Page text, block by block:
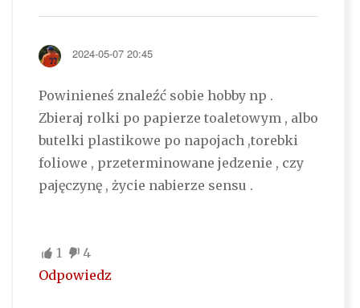
2024-05-07 20:45
Powinieneś znaleźć sobie hobby np .
Zbieraj rolki po papierze toaletowym , albo
butelki plastikowe po napojach ,torebki
foliowe , przeterminowane jedzenie , czy
pajęczynę , życie nabierze sensu .
1
4
Odpowiedz